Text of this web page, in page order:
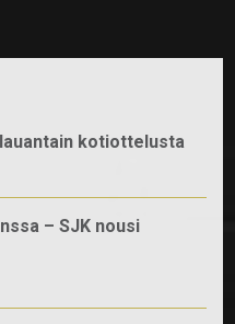
kotiottelusta
– SJK nousi